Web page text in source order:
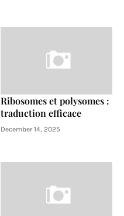
Ribosomes et polysomes :
traduction efficace
December 14, 2025